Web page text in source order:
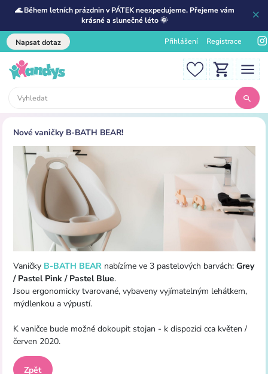
🌊 Během letních prázdnin v PÁTEK neexpedujeme. Přejeme vám
krásné a slunečné léto 🌞
Napsat dotaz Přihlášení Registrace
Nové vaničky B-BATH BEAR!
VaničkyB-BATH BEAR nabízíme ve 3 pastelových barvách: Grey
/ Pastel Pink / Pastel Blue.
Jsou ergonomicky tvarované, vybaveny vyjímatelným lehátkem,
mýdlenkou a výpustí.
K vaničce bude možné dokoupit stojan - k dispozici cca květen /
červen 2020.
Zpět